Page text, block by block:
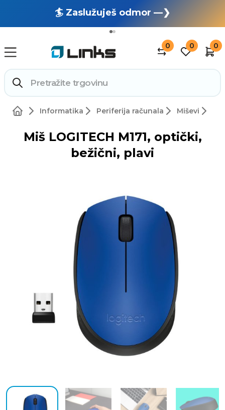
🏄 Zaslužuješ odmor —❯
🔥 OUTLET: TOTALNA RASPRODAJA —❯
0 0 0
Informatika Periferija računala Miševi
Miš LOGITECH M171, optički,
bežični, plavi